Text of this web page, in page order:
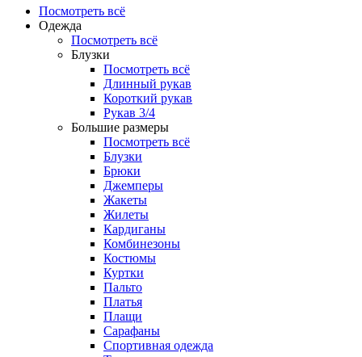
Посмотреть всё
Одежда
Посмотреть всё
Блузки
Посмотреть всё
Длинный рукав
Короткий рукав
Рукав 3/4
Большие размеры
Посмотреть всё
Блузки
Брюки
Джемперы
Жакеты
Жилеты
Кардиганы
Комбинезоны
Костюмы
Куртки
Пальто
Платья
Плащи
Сарафаны
Спортивная одежда